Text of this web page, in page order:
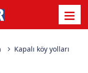
Kapalı köy yolları